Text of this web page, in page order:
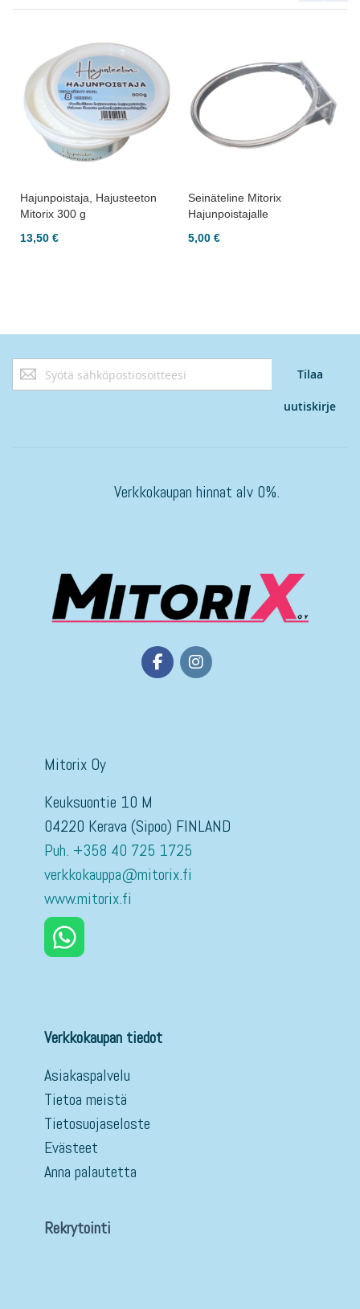
Hajunpoistaja, Hajusteeton
Mitorix 300 g
13,50 €
Seinäteline Mitorix
Hajunpoistajalle
5,00 €
Tilaa
uutiskirjeemme:
Tilaa
uutiskirje
Verkkokaupan hinnat alv 0%.
Mitorix Oy
Keuksuontie 10 M
04220 Kerava (Sipoo) FINLAND
Puh. +358 40 725 1725
verkkokauppa@mitorix.fi
www.mitorix.fi
Verkkokaupan tiedot
Asiakaspalvelu
Tietoa meistä
Tietosuojaseloste
Evästeet
Anna palautetta
Rekrytointi